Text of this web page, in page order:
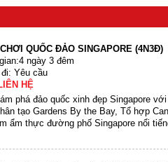
QUỐC ĐẢO SINGAPORE (4N3Đ)
ngày 3 đêm
đi: Yêu cầu
HỆ
phá đảo quốc xinh đẹp Singapore
tạo Gardens By the Bay, Tổ hợp
ẩm thực đường phố Singapore nổi